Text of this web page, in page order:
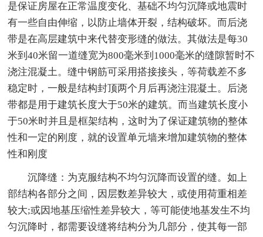
是保证房屋在正常温度变化、基础不均匀沉降或地震时
有一些自由伸缩，以防止墙体开裂，结构破坏。而后浇
带是在高层建筑中来代替变形缝的做法。其做法是每30
米到40米留一道缝宽为800毫米到1000毫米的缝隙暂时不
浇注混凝土。缝中钢筋可采用搭接接头，等荷载差不多
稳定时，一般是结构封顶两个月后再浇注混凝土。后浇
带都是用于建筑长度大于50米的建筑。而当建筑长度小
于50米时并且是框架结构，这时为了保证建筑物的整体
性和一定的刚度，就的设置单元墙来增加建筑物的整体
性和刚度
沉降缝：为克服结构不均匀沉降而设置的缝。如上
部结构各部分之间，因层数差异较大，或使用荷重相差
较大;或因地基压缩性差异较大，等可能使地基发生不均
匀沉降时，都需要设缝将结构分为几部分，使其每一部